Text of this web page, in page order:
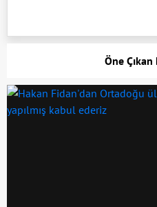
Öne